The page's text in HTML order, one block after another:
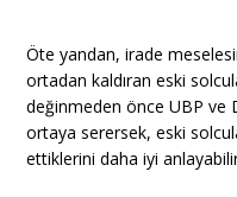
Öte yandan, irade
ortadan kaldıran eski
değinmeden önce UBP ve
ortaya serersek, eski
ettiklerini daha iyi